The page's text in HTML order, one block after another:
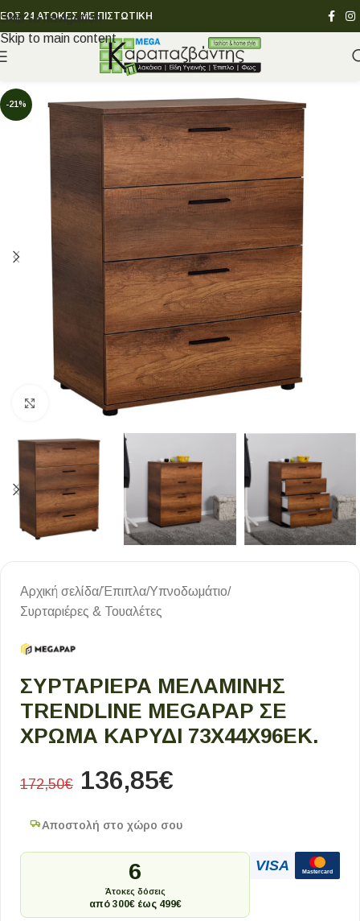
Skip to navigation
Skip to main content
ΕΩΣ 24 ΑΤΟΚΕΣ ΜΕ ΠΙΣΤΩΤΙΚΗ
-21%
Κλικ για μεγέθυνση
Αρχική σελίδα/Έπιπλα/Υπνοδωμάτιο/
Συρταριέρες & Τουαλέτες
ΣΥΡΤΑΡΙΈΡΑ ΜΕΛΑΜΊΝΗΣ
TRENDLINE MEGAPAP ΣΕ
ΧΡΏΜΑ ΚΑΡΥΔΊ 73X44X96ΕΚ.
172,50€ 136,85€
Αποστολή στο χώρο σου
6
Άτοκες δόσεις
από 300€ έως 499€
VISA Mastercard